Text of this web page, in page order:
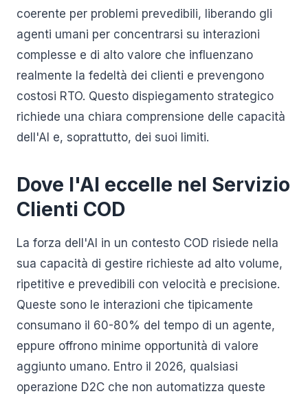
coerente per problemi prevedibili, liberando gli
agenti umani per concentrarsi su interazioni
complesse e di alto valore che influenzano
realmente la fedeltà dei clienti e prevengono
costosi RTO. Questo dispiegamento strategico
richiede una chiara comprensione delle capacità
dell'AI e, soprattutto, dei suoi limiti.
Dove l'AI eccelle nel Servizio
Clienti COD
La forza dell'AI in un contesto COD risiede nella
sua capacità di gestire richieste ad alto volume,
ripetitive e prevedibili con velocità e precisione.
Queste sono le interazioni che tipicamente
consumano il 60-80% del tempo di un agente,
eppure offrono minime opportunità di valore
aggiunto umano. Entro il 2026, qualsiasi
operazione D2C che non automatizza queste